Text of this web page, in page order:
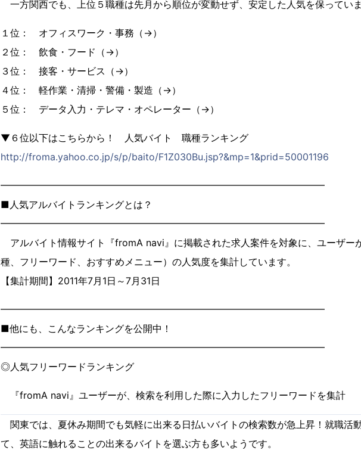
一方関西でも、上位５職種は先月から順位が変動せず、安定した人気を保ってい
１位： オフィスワーク・事務（→）
２位： 飲食・フード（→）
３位： 接客・サービス（→）
４位： 軽作業・清掃・警備・製造（→）
５位： データ入力・テレマ・オペレーター（→）
▼６位以下はこちらから！ 人気バイト 職種ランキング
http://froma.yahoo.co.jp/s/p/baito/F1Z030Bu.jsp?&mp=1&prid=50001196
━━━━━━━━━━━━━━━━━━━━━━━━━━━━━━━━━━
■人気アルバイトランキングとは？
━━━━━━━━━━━━━━━━━━━━━━━━━━━━━━━━━━
アルバイト情報サイト『fromA navi』に掲載された求人案件を対象に、ユーザー
種、フリーワード、おすすめメニュー）の人気度を集計しています。
【集計期間】2011年7月1日～7月31日
━━━━━━━━━━━━━━━━━━━━━━━━━━━━━━━━━━
■他にも、こんなランキングを公開中！
━━━━━━━━━━━━━━━━━━━━━━━━━━━━━━━━━━
◎人気フリーワードランキング
『fromA navi』ユーザーが、検索を利用した際に入力したフリーワードを集計
関東では、夏休み期間でも気軽に出来る日払いバイトの検索数が急上昇！就職活
て、英語に触れることの出来るバイトを選ぶ方も多いようです。